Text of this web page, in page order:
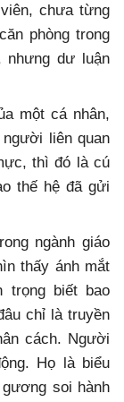
chưa từng
phòng trong
nhưng dư luận
một cá nhân,
liên quan
thì đó là cú
thế hệ đã gửi
ngành giáo
thấy ánh mắt
trọng biết bao
chỉ là truyền
cách. Người
Họ là biểu
soi hành